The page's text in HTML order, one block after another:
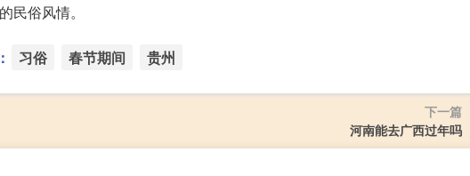
民俗风情。
习俗 春节期间 贵州
下一篇
河南能去广西过年吗